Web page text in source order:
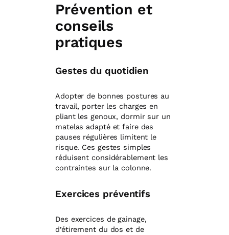
Prévention et
conseils
pratiques
Gestes du quotidien
Adopter de bonnes postures au
travail, porter les charges en
pliant les genoux, dormir sur un
matelas adapté et faire des
pauses régulières limitent le
risque. Ces gestes simples
réduisent considérablement les
contraintes sur la colonne.
Exercices préventifs
Des exercices de gainage,
d’étirement du dos et de